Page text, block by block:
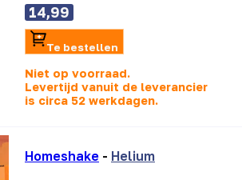
14,99
Te bestellen
Niet op voorraad.
Levertijd vanuit de leverancier
is circa 52 werkdagen.
Homeshake - Helium